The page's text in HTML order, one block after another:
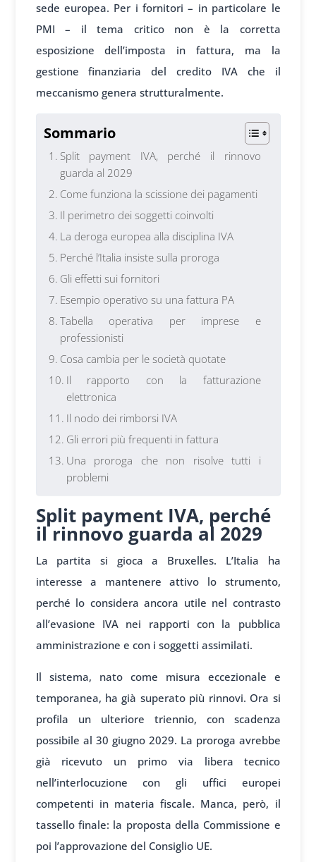
sede europea. Per i fornitori – in particolare le
PMI – il tema critico non è la corretta
esposizione dell’imposta in fattura, ma la
gestione finanziaria del credito IVA che il
meccanismo genera strutturalmente.
Sommario
Split payment IVA, perché il rinnovo
guarda al 2029
Come funziona la scissione dei pagamenti
Il perimetro dei soggetti coinvolti
La deroga europea alla disciplina IVA
Perché l’Italia insiste sulla proroga
Gli effetti sui fornitori
Esempio operativo su una fattura PA
Tabella operativa per imprese e
professionisti
Cosa cambia per le società quotate
Il rapporto con la fatturazione
elettronica
Il nodo dei rimborsi IVA
Gli errori più frequenti in fattura
Una proroga che non risolve tutti i
problemi
Split payment IVA, perché
il rinnovo guarda al 2029
La partita si gioca a Bruxelles. L’Italia ha
interesse a mantenere attivo lo strumento,
perché lo considera ancora utile nel contrasto
all’evasione IVA nei rapporti con la pubblica
amministrazione e con i soggetti assimilati.
Il sistema, nato come misura eccezionale e
temporanea, ha già superato più rinnovi. Ora si
profila un ulteriore triennio, con scadenza
possibile al 30 giugno 2029. La proroga avrebbe
già ricevuto un primo via libera tecnico
nell’interlocuzione con gli uffici europei
competenti in materia fiscale. Manca, però, il
tassello finale: la proposta della Commissione e
poi l’approvazione del Consiglio UE.